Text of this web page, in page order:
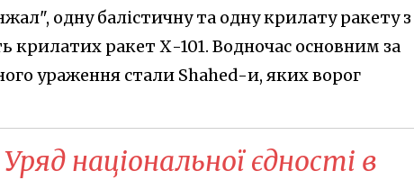
одну балістичну та одну крилату ракету з
крилатих ракет Х-101. Водночас основним за
ураження стали Shahed-и, яких ворог
Уряд національної єдності в